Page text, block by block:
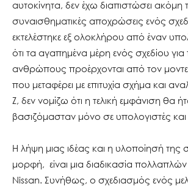
αυτοκίνητα, δεν έχω διαπιστώσει ακόμη
συναισθηματικές αποχρώσεις ενός
εκτελέστηκε εξ ολοκλήρου από έναν
ότι τα αγαπημένα μέρη ενός σχεδίου για
ανθρώπους προέρχονται από τον
που μεταφέρει με επιτυχία σχήμα και
Z, δεν νομίζω ότι η τελική εμφάνιση θα
βασιζόμασταν μόνο σε υπολογιστές και
Η λήψη μιας ιδέας και η υλοποίησή της
μορφή, είναι μια διαδικασία
Nissan. Συνήθως, ο σχεδιασμός ενός